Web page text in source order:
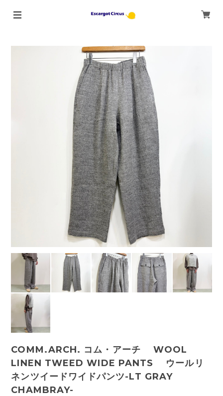
COMM.ARCH. コム・アーチ WOOL
LINEN TWEED WIDE PANTS ウールリ
ネンツイードワイドパンツ-LT GRAY
CHAMBRAY-